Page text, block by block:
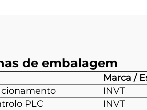
de embalagem
Marca /
INVT
PLC
INVT